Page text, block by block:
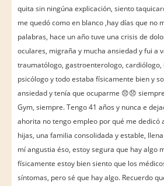
quita sin ningúna explicación, siento
me quedó como en blanco ,hay días que no
palabras, hace un año tuve una crisis de
oculares, migraña y mucha ansiedad y fui a
traumatólogo, gastroenterologo,
psicólogo y todo estaba físicamente bien y
ansiedad y tenía que ocuparme 😞😞
Gym, siempre. Tengo 41 años y nunca e
ahorita no tengo empleo por qué me dedicó
hijas, una familia consolidada y estable,
mí angustia éso, estoy segura que hay algo
físicamente estoy bien siento que los
síntomas, pero sé que hay algo. Recuerdo